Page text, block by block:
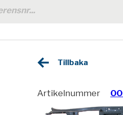
Tillbaka
Artikelnummer